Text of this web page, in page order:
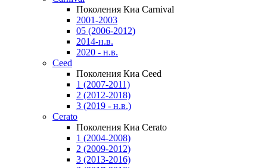
Поколения Киа Carnival
2001-2003
05 (2006-2012)
2014-н.в.
2020 - н.в.
Ceed
Поколения Киа Ceed
1 (2007-2011)
2 (2012-2018)
3 (2019 - н.в.)
Cerato
Поколения Киа Cerato
1 (2004-2008)
2 (2009-2012)
3 (2013-2016)